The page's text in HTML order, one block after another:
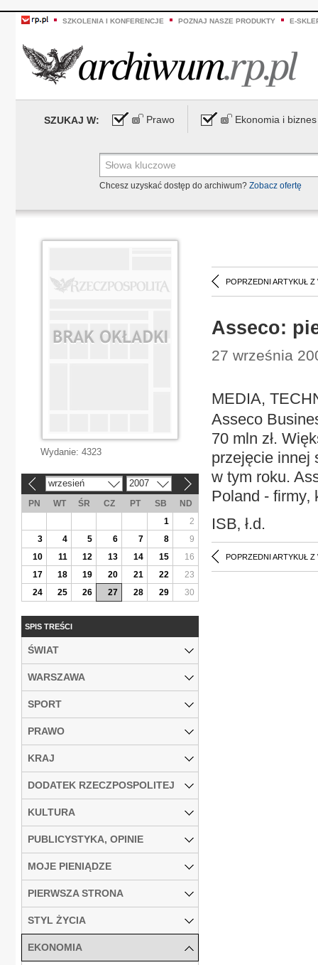
SZKOLENIA I KONFERENCJE POZNAJ NASZE PRODUKTY E-
SZUKAJ W: Prawo Ekonomia i biznes
Chcesz uzyskać dostęp do archiwum? Zobacz ofertę
POPRZEDNI ARTYKUŁ Z
Asseco:
27 września
MEDIA,
Asseco
70 mln zł.
przejęcie innej
w tym roku.
Poland -
ISB‚ ł.d.
POPRZEDNI ARTYKUŁ Z
Wydanie: 4323
wrzesień 2007
PN WT ŚR CZ PT SB
ND
1
2
3
4 5 6 7 8
9
10
11 12 13 14 15
16
17
18 19 20 21 22
23
24
25 26 27 28 29 30
SPIS TREŚCI
ŚWIAT
WARSZAWA
SPORT
PRAWO
KRAJ
DODATEK RZECZPOSPOLITEJ
KULTURA
PUBLICYSTYKA, OPINIE
MOJE PIENIĄDZE
PIERWSZA STRONA
STYL ŻYCIA
EKONOMIA